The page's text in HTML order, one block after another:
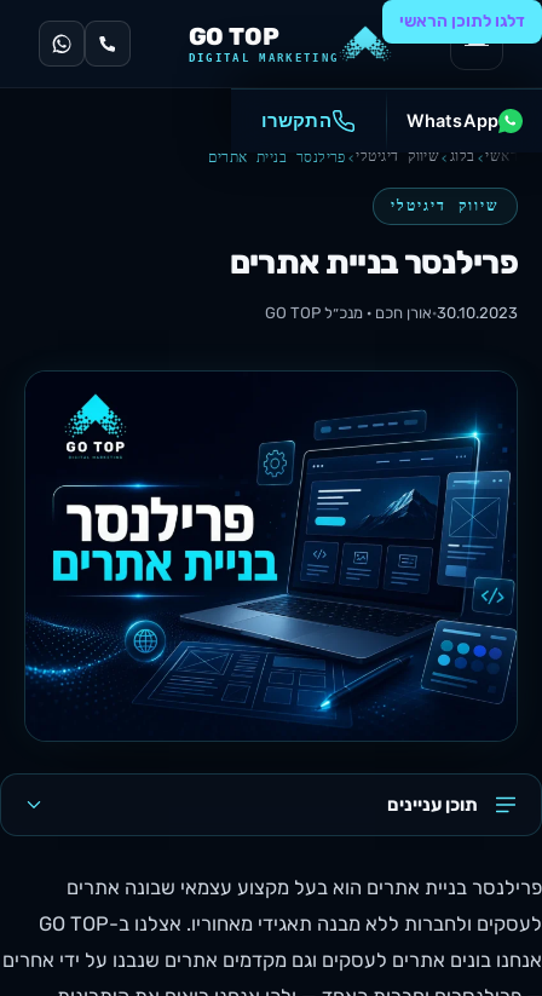
דלגו לתוכן הראשי GO TOP
DIGITAL MARKETING
WhatsApp התקשרו
ראשי בלוג שיווק דיגיטלי פרילנסר בניית אתרים
שיווק דיגיטלי
פרילנסר בניית אתרים
30.10.2023
·אורן חכם · מנכ״ל GO TOP
תוכן עניינים
פרילנסר בניית אתרים הוא בעל מקצוע עצמאי שבונה אתרים
לעסקים ולחברות ללא מבנה תאגידי מאחוריו. אצלנו ב-GO TOP
אנחנו בונים אתרים לעסקים וגם מקדמים אתרים שנבנו על ידי אחרים